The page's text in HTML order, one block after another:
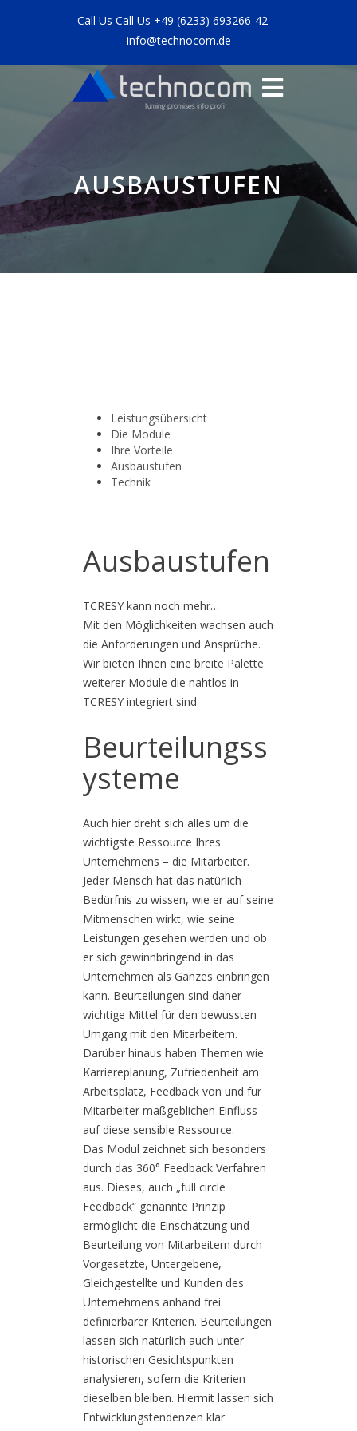
Call Us Call Us +49 (6233) 693266-42
info@technocom.de
AUSBAUSTUFEN
Leistungsübersicht
Die Module
Ihre Vorteile
Ausbaustufen
Technik
Ausbaustufen
TCRESY kann noch mehr…
Mit den Möglichkeiten wachsen auch
die Anforderungen und Ansprüche.
Wir bieten Ihnen eine breite Palette
weiterer Module die nahtlos in
TCRESY integriert sind.
Beurteilungss
ysteme
Auch hier dreht sich alles um die
wichtigste Ressource Ihres
Unternehmens – die Mitarbeiter.
Jeder Mensch hat das natürlich
Bedürfnis zu wissen, wie er auf seine
Mitmenschen wirkt, wie seine
Leistungen gesehen werden und ob
er sich gewinnbringend in das
Unternehmen als Ganzes einbringen
kann. Beurteilungen sind daher
wichtige Mittel für den bewussten
Umgang mit den Mitarbeitern.
Darüber hinaus haben Themen wie
Karriereplanung, Zufriedenheit am
Arbeitsplatz, Feedback von und für
Mitarbeiter maßgeblichen Einfluss
auf diese sensible Ressource.
Das Modul zeichnet sich besonders
durch das 360° Feedback Verfahren
aus. Dieses, auch „full circle
Feedback“ genannte Prinzip
ermöglicht die Einschätzung und
Beurteilung von Mitarbeitern durch
Vorgesetzte, Untergebene,
Gleichgestellte und Kunden des
Unternehmens anhand frei
definierbarer Kriterien. Beurteilungen
lassen sich natürlich auch unter
historischen Gesichtspunkten
analysieren, sofern die Kriterien
dieselben bleiben. Hiermit lassen sich
Entwicklungstendenzen klar